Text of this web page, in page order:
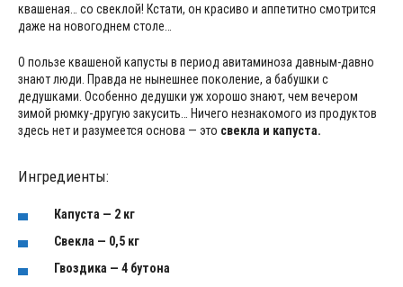
квашеная… со свеклой! Кстати, он красиво и аппетитно смотрится
даже на новогоднем столе…
О пользе квашеной капусты в период авитаминоза давным-давно
знают люди. Правда не нынешнее поколение, а бабушки с
дедушками. Особенно дедушки уж хорошо знают, чем вечером
зимой рюмку-другую закусить… Ничего незнакомого из продуктов
здесь нет и разумеется основа — это свекла и капуста.
Ингредиенты:
Капуста — 2 кг
Свекла — 0,5 кг
Гвоздика — 4 бутона